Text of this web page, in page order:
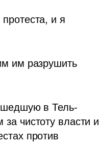
и я
им разрушить
в Тель-
чистоту власти и
против